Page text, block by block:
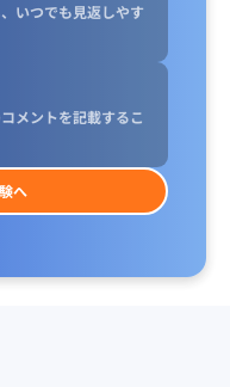
いつでも見返しやす
メントを記載するこ
へ